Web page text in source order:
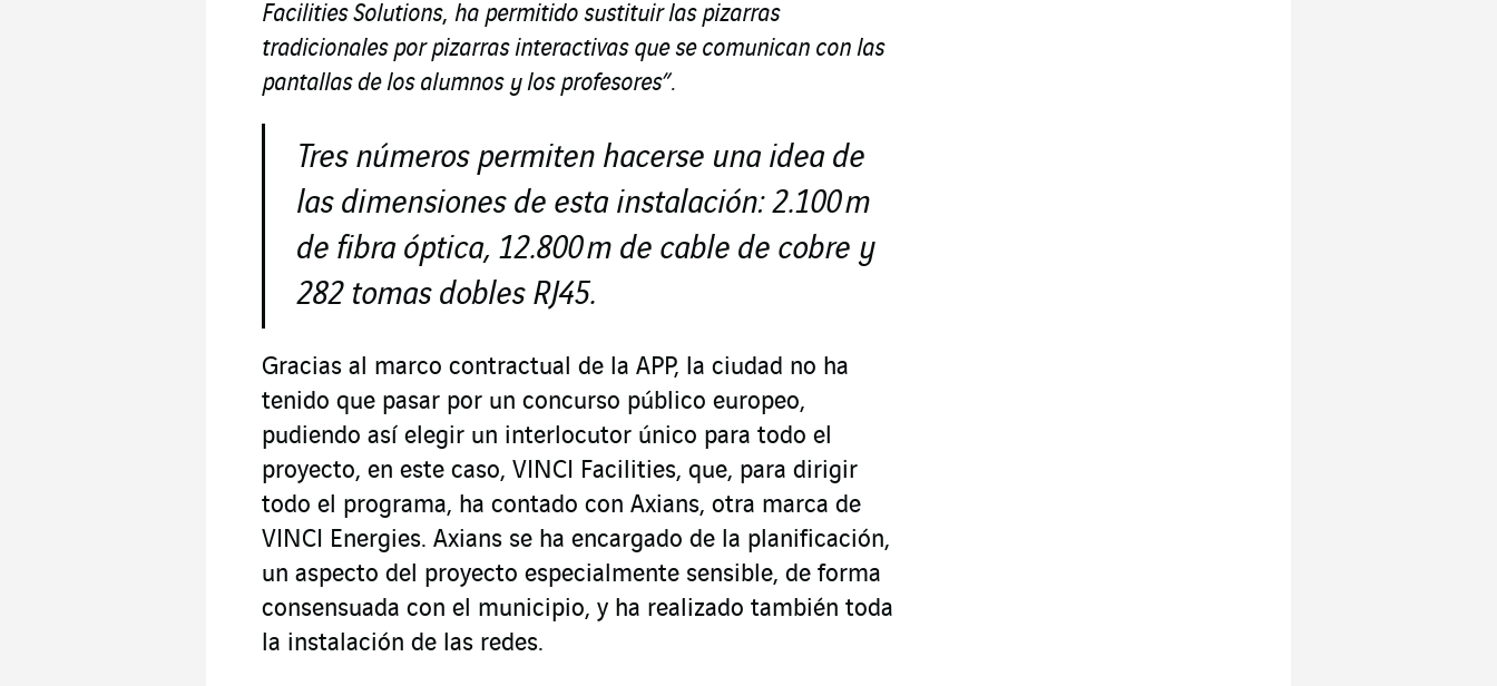
Facilities Solutions, ha permitido sustituir las pizarras
tradicionales por pizarras interactivas que se comunican con las
pantallas de los alumnos y los profesores”.
Tres números permiten hacerse una idea de
las dimensiones de esta instalación: 2.100 m
de fibra óptica, 12.800 m de cable de cobre y
282 tomas dobles RJ45.
Gracias al marco contractual de la APP, la ciudad no ha
tenido que pasar por un concurso público europeo,
pudiendo así elegir un interlocutor único para todo el
proyecto, en este caso, VINCI Facilities, que, para dirigir
todo el programa, ha contado con Axians, otra marca de
VINCI Energies. Axians se ha encargado de la planificación,
un aspecto del proyecto especialmente sensible, de forma
consensuada con el municipio, y ha realizado también toda
la instalación de las redes.